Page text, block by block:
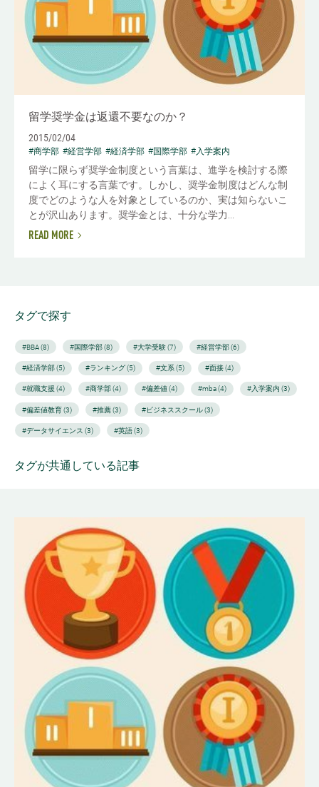
留学奨学金は返還不要なのか？
2015/02/04
#商学部 #経営学部 #経済学部 #国際学部 #入学案内
留学に限らず奨学金制度という言葉は、進学を検討する際
によく耳にする言葉です。しかし、奨学金制度はどんな制
度でどのような人を対象としているのか、実は知らないこ
とが沢山あります。奨学金とは、十分な学力...
READ MORE
タグで探す
#BBA (8) #国際学部 (8) #大学受験 (7) #経営学部 (6)
#経済学部 (5) #ランキング (5) #文系 (5) #面接 (4)
#就職支援 (4) #商学部 (4) #偏差値 (4) #mba (4) #入学案内 (3)
#偏差値教育 (3) #推薦 (3) #ビジネススクール (3)
#データサイエンス (3) #英語 (3)
タグが共通している記事